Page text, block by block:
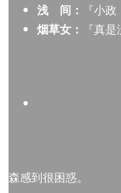
浅 间：
『小
烟草女：
『真
森感到很困惑。